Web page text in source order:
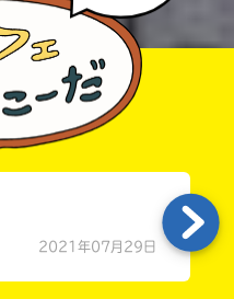
2021年07月29日